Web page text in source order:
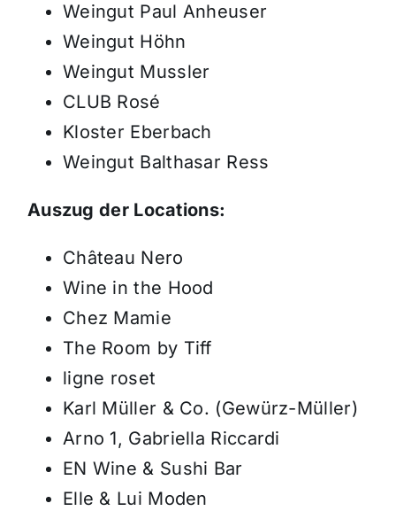
Weingut Paul Anheuser
Weingut Höhn
Weingut Mussler
CLUB Rosé
Kloster Eberbach
Weingut Balthasar Ress
Auszug der Locations:
Château Nero
Wine in the Hood
Chez Mamie
The Room by Tiff
ligne roset
Karl Müller & Co. (Gewürz-Müller)
Arno 1, Gabriella Riccardi
EN Wine & Sushi Bar
Elle & Lui Moden